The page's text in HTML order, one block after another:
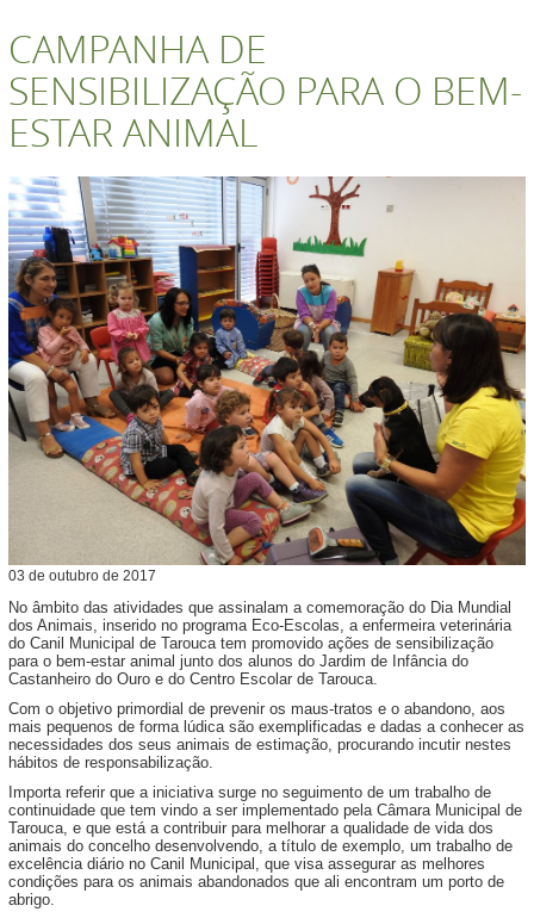
CAMPANHA DE
SENSIBILIZAÇÃO PARA O BEM-
ESTAR ANIMAL
03 de outubro de 2017
No âmbito das atividades que assinalam a comemoração do Dia Mundial
dos Animais, inserido no programa Eco-Escolas, a enfermeira veterinária
do Canil Municipal de Tarouca tem promovido ações de sensibilização
para o bem-estar animal junto dos alunos do Jardim de Infância do
Castanheiro do Ouro e do Centro Escolar de Tarouca.
Com o objetivo primordial de prevenir os maus-tratos e o abandono, aos
mais pequenos de forma lúdica são exemplificadas e dadas a conhecer as
necessidades dos seus animais de estimação, procurando incutir nestes
hábitos de responsabilização.
Importa referir que a iniciativa surge no seguimento de um trabalho de
continuidade que tem vindo a ser implementado pela Câmara Municipal de
Tarouca, e que está a contribuir para melhorar a qualidade de vida dos
animais do concelho desenvolvendo, a título de exemplo, um trabalho de
excelência diário no Canil Municipal, que visa assegurar as melhores
condições para os animais abandonados que ali encontram um porto de
abrigo.